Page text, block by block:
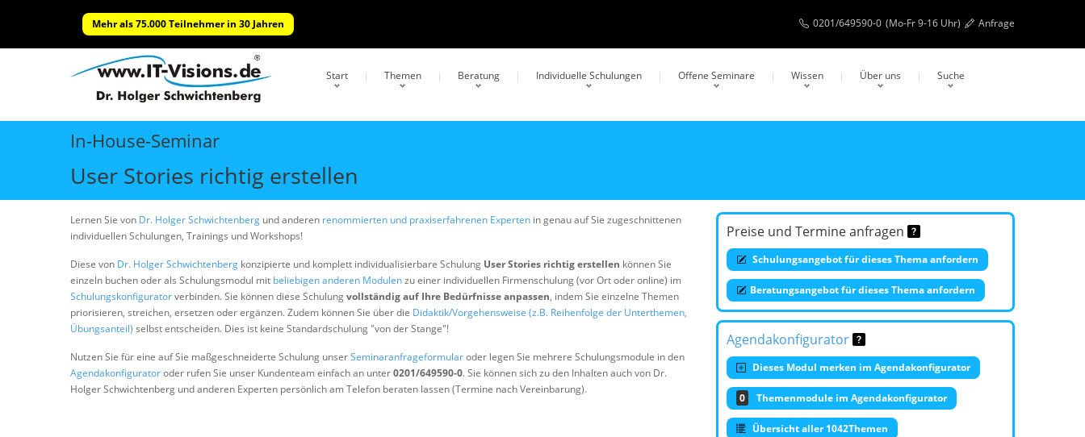
Mehr als 75.000 Teilnehmer in 30 Jahren 0201/649590-0 (Mo-Fr 9-16 Uhr) Anfrage
Start Themen Beratung Individuelle Schulungen Offene Seminare Wissen Über uns Suche
In-House-Seminar
User Stories richtig erstellen
Lernen Sie von Dr. Holger Schwichtenberg und anderen renommierten und praxiserfahrenen Experten in genau auf Sie zugeschnittenen
individuellen Schulungen, Trainings und Workshops!
Diese von Dr. Holger Schwichtenberg konzipierte und komplett individualisierbare Schulung User Stories richtig erstellen können Sie
einzeln buchen oder als Schulungsmodul mit beliebigen anderen Modulenzu einer individuellen Firmenschulung (vor Ort oder online) im
Schulungskonfiguratorverbinden. Sie können diese Schulungvollständig auf Ihre Bedürfnisse anpassen, indem Sie einzelne Themen
priorisieren, streichen, ersetzen oder ergänzen. Zudem können Sie über die Didaktik/Vorgehensweise (z.B. Reihenfolge der Unterthemen,
Übungsanteil) selbst entscheiden. Dies ist keine Standardschulung "von der Stange"!
Nutzen Sie für eine auf Sie maßgeschneiderte Schulung unserSeminaranfrageformularoder legen Sie mehrere Schulungsmodule in den
Agendakonfiguratoroder rufen Sie unser Kundenteam einfach an unter0201/649590-0. Sie können sich zu den Inhalten auch von Dr.
Holger Schwichtenberg und anderen Experten persönlich am Telefon beraten lassen (Termine nach Vereinbarung).
Preise und Termine anfragen
Schulungsangebot für dieses Thema anfordern
Beratungsangebot für dieses Thema anfordern
Agendakonfigurator
Dieses Modul merken im Agendakonfigurator
0 Themenmodule im Agendakonfigurator
Übersicht aller 1042Themen